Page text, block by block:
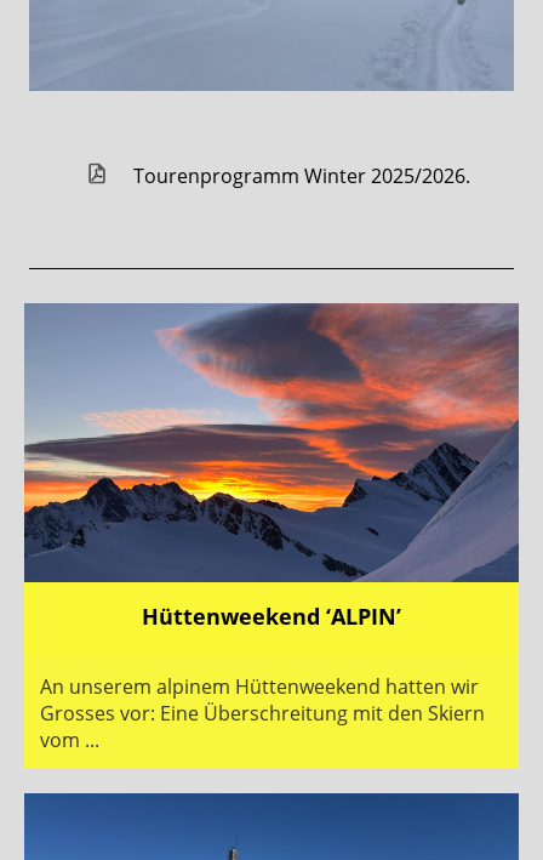
Tourenprogramm Winter 2025/2026.pdf
Hüttenweekend ‘ALPIN’
An unserem alpinem Hüttenweekend hatten wir
Grosses vor: Eine Überschreitung mit den Skiern
vom ...